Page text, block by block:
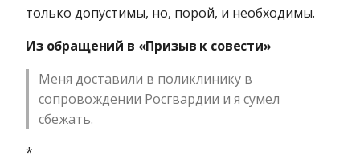
только допустимы, но, порой, и необходимы.
Из обращений в «Призыв к совести»
Меня доставили в поликлинику в
сопровождении Росгвардии и я сумел
сбежать.
*